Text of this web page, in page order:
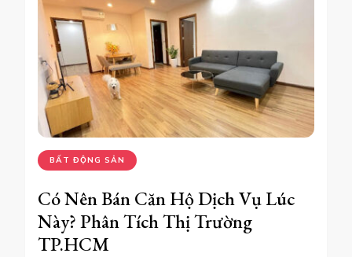
BẤT ĐỘNG SẢN
Có Nên Bán Căn Hộ Dịch Vụ Lúc
Này? Phân Tích Thị Trường
TP.HCM